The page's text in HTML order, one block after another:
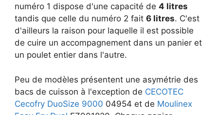
numéro 1 dispose d'une capacité de 4 litres
tandis que celle du numéro 2 fait 6 litres. C'est
d'ailleurs la raison pour laquelle il est possible
de cuire un accompagnement dans un panier et
un poulet entier dans l'autre.
Peu de modèles présentent une asymétrie des
bacs de cuisson à l'exception de CECOTEC
Cecofry DuoSize 9000 04954 et de Moulinex